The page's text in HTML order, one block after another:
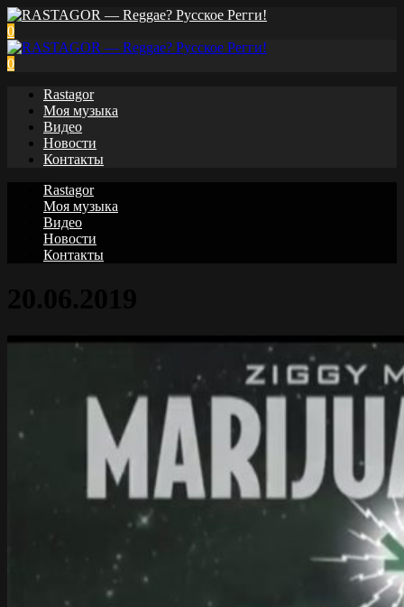
0
0
Rastagor
Моя музыка
Видео
Новости
Контакты
Rastagor
Моя музыка
Видео
Новости
Контакты